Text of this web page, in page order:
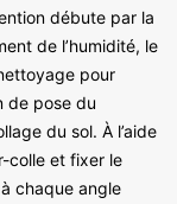
débute par la
de l’humidité, le
pour
de pose du
du sol. À l’aide
colle et fixer le
chaque angle